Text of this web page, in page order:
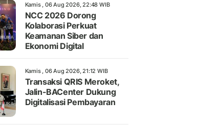
Kamis , 06 Aug 2026, 22:48 WIB
NCC 2026 Dorong
Kolaborasi Perkuat
Keamanan Siber dan
Ekonomi Digital
Kamis , 06 Aug 2026, 21:12 WIB
Transaksi QRIS Meroket,
Jalin-BACenter Dukung
Digitalisasi Pembayaran